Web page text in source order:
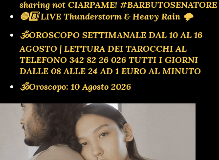
sharing not CIARPAME! #BARBUTOSENATORE
🔴8️⃣ LIVE Thunderstorm & Heavy Rain 🌩️
🕉OROSCOPO SETTIMANALE DAL 10 AL 16
AGOSTO | LETTURA DEI TAROCCHI AL
TELEFONO 342 82 26 026 TUTTI I GIORNI
DALLE 08 ALLE 24 AD 1 EURO AL MINUTO
🕉Oroscopo: 10 Agosto 2026